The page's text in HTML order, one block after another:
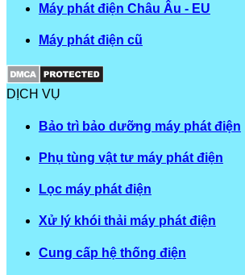
Máy phát điện Châu Âu - EU
Máy phát điện cũ
DỊCH VỤ
Bảo trì bảo dưỡng máy phát điện
Phụ tùng vật tư máy phát điện
Lọc máy phát điện
Xử lý khói thải máy phát điện
Cung cấp hệ thống điện